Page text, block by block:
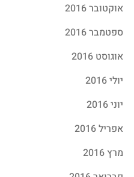
אוקטובר 2016
ספטמבר 2016
אוגוסט 2016
יולי 2016
יוני 2016
אפריל 2016
מרץ 2016